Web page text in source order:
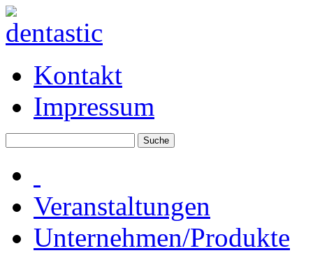
Kontakt
Impressum
Veranstaltungen
Unternehmen/Produkte